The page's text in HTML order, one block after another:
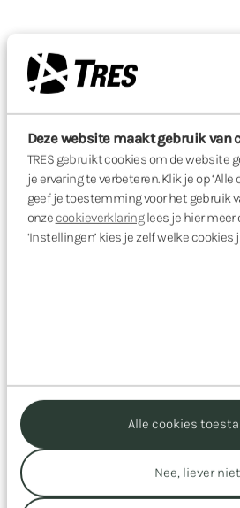
Deze website maakt gebruik van
TRES gebruikt cookies om de website
je ervaring te verbeteren. Klik je op
geef je toestemming voor het gebruik
onzecookieverklaringlees je hier meer
‘Instellingen’ kies je zelf welke cookies
Alle cookies
Nee, liever niet
Meer whitepapers
Voor meer verdieping.
Bekijk alle whitepapers